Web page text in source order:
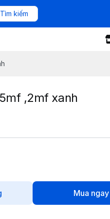
Tìm kiếm
,2mf xanh
Mua ngay